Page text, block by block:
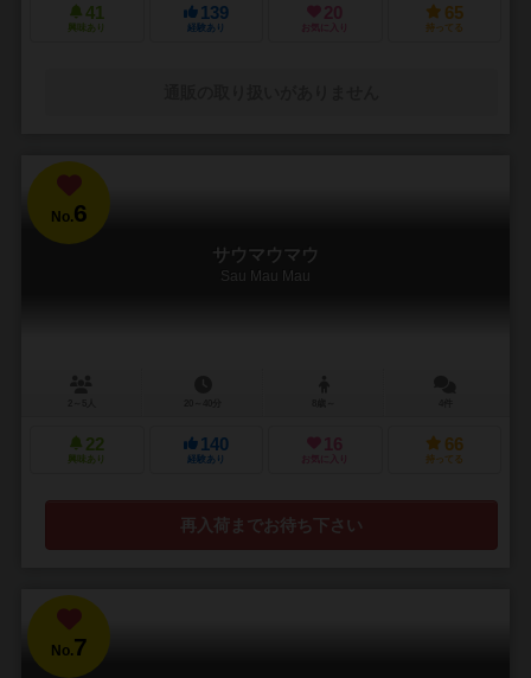
41
興味あり
139
経験あり
20
お気に入り
65
持ってる
No.6
サウマウマウ
Sau Mau Mau
22
興味あり
140
経験あり
16
お気に入り
66
持ってる
再入荷までお待ち下さい
No.7